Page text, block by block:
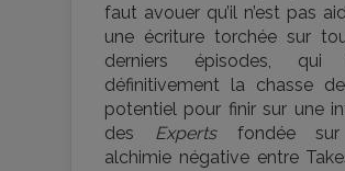
faut avouer qu’il n’est pas
une écriture torchée sur
derniers épisodes, qui
définitivement la chasse
potentiel pour finir sur une
des
Expertsfondée sur
alchimie négative entre